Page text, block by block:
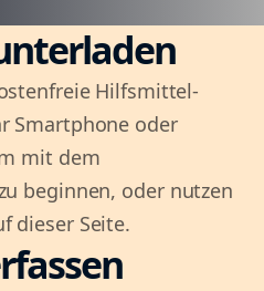
Hilfsmittel-
Smartphone oder
mit dem
beginnen, oder nutzen
dieser Seite.